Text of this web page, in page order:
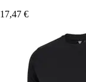
17,47 €